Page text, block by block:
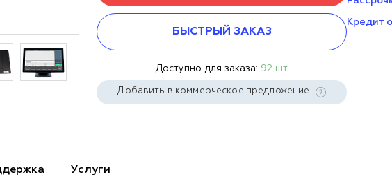
БЫСТРЫЙ ЗАКАЗ
Доступно для заказа: 92 шт.
Добавить в коммерческое предложение
Кредит
Услуги